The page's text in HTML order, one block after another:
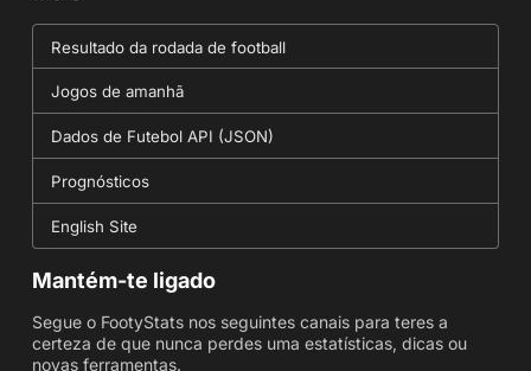
Resultado da rodada de football
Jogos de amanhã
Dados de Futebol API (JSON)
Prognósticos
English Site
Mantém-te ligado
Segue o FootyStats nos seguintes canais para teres a
certeza de que nunca perdes uma estatísticas, dicas ou
novas ferramentas.